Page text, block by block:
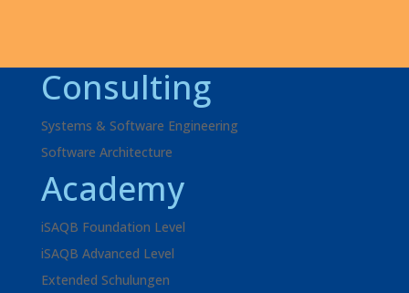
Consulting
Systems & Software Engineering
Software Architecture
Academy
iSAQB Foundation Level
iSAQB Advanced Level
Extended Schulungen